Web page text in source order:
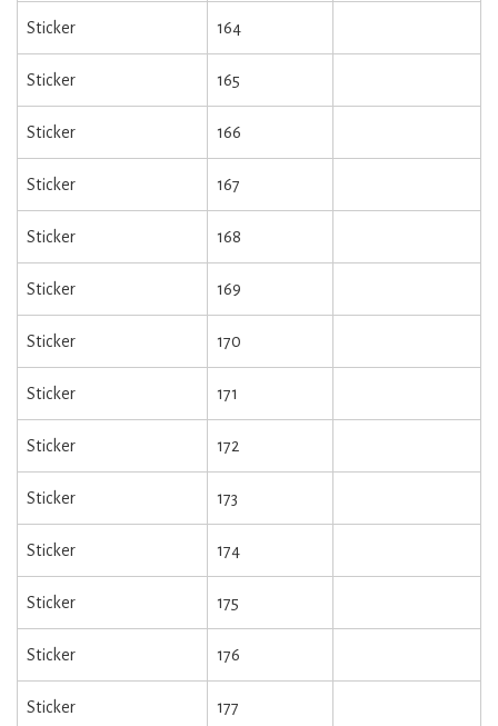
Sticker 164
Sticker 165
Sticker 166
Sticker 167
Sticker 168
Sticker 169
Sticker 170
Sticker 171
Sticker 172
Sticker 173
Sticker 174
Sticker 175
Sticker 176
Sticker 177